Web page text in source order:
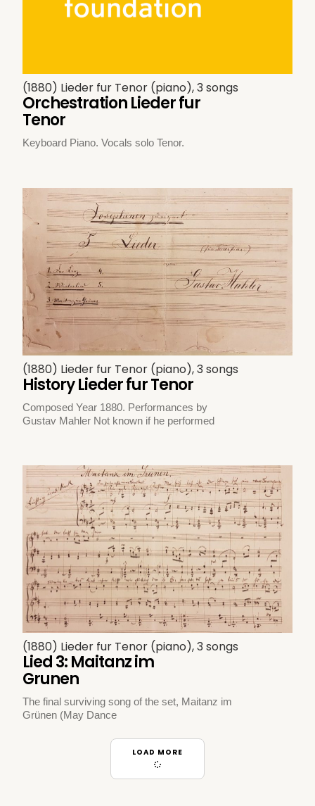
(1880) Lieder fur Tenor (piano), 3 songs
Orchestration Lieder fur
Tenor
Keyboard Piano. Vocals solo Tenor.
(1880) Lieder fur Tenor (piano), 3 songs
History Lieder fur Tenor
Composed Year 1880. Performances by
Gustav Mahler Not known if he performed
(1880) Lieder fur Tenor (piano), 3 songs
Lied 3: Maitanz im
Grunen
The final surviving song of the set, Maitanz im
Grünen (May Dance
LOAD MORE